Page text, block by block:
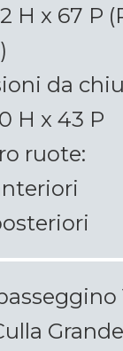
H x 67 P
da
H x 43 P
ruote: